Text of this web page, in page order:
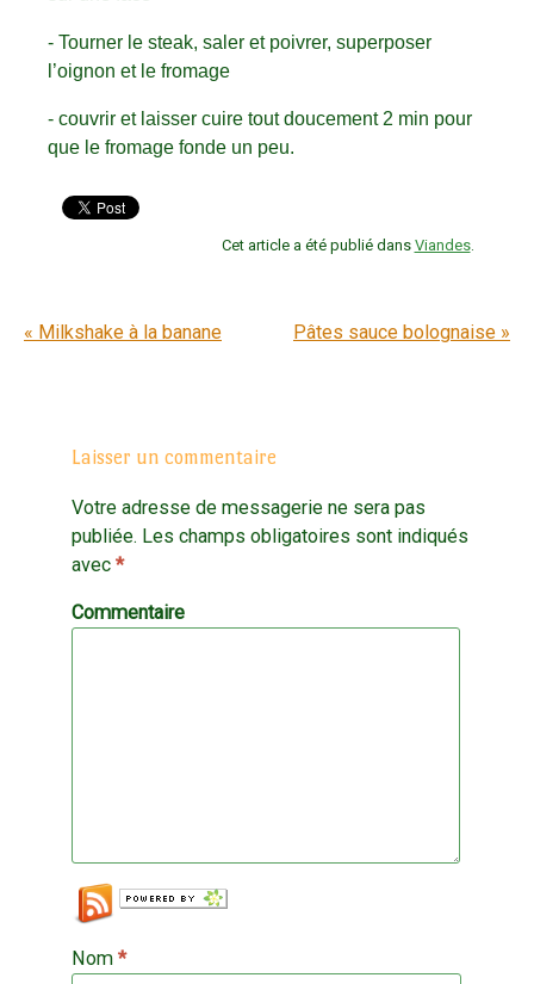
- Tourner le steak, saler et poivrer, superposer
l’oignon et le fromage
- couvrir et laisser cuire tout doucement 2 min pour
que le fromage fonde un peu.
Cet article a été publié dans Viandes.
Navigation entre articles
« Milkshake à la banane Pâtes sauce bolognaise »
Laisser un commentaire
Votre adresse de messagerie ne sera pas
publiée. Les champs obligatoires sont indiqués
avec *
Commentaire
Nom *